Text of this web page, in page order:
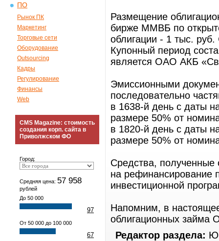
ПО
Рынок ПК
Маркетинг
Торговые сети
Оборудование
Outsourcing
Кадры
Регулирование
Финансы
Web
CMS Magazine: стоимость
создания корп. сайта в
Приволжском ФО
Город:
Средняя цена: 57 958
рублей
До 50 000
97
От 50 000 до 100 000
67
Размещение
бирже ММВБ по
облигации - 1 тыс.
Купонный период
является ОАО АКБ
Эмиссионными
последовательно
в 1638-й день с даты
размере 50% от
в 1820-й день с даты
размере 50% от
Средства, полученные
на рефинансирование
инвестиционной
Напомним, в
облигационных займа
Редактор раздела: